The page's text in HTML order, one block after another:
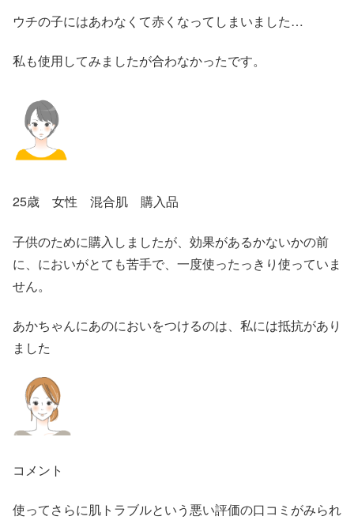
ウチの子にはあわなくて赤くなってしまいました…
私も使用してみましたが合わなかったです。
25歳 女性 混合肌 購入品
子供のために購入しましたが、効果があるかないかの前
に、においがとても苦手で、一度使ったっきり使っていま
せん。
あかちゃんにあのにおいをつけるのは、私には抵抗があり
ました
コメント
使ってさらに肌トラブルという悪い評価の口コミがみられ